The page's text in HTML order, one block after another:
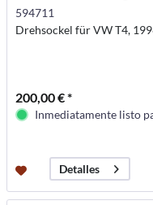
594711
Drehsockel für VW T4,
200,00 € *
Inmediatamente listo
Detalles